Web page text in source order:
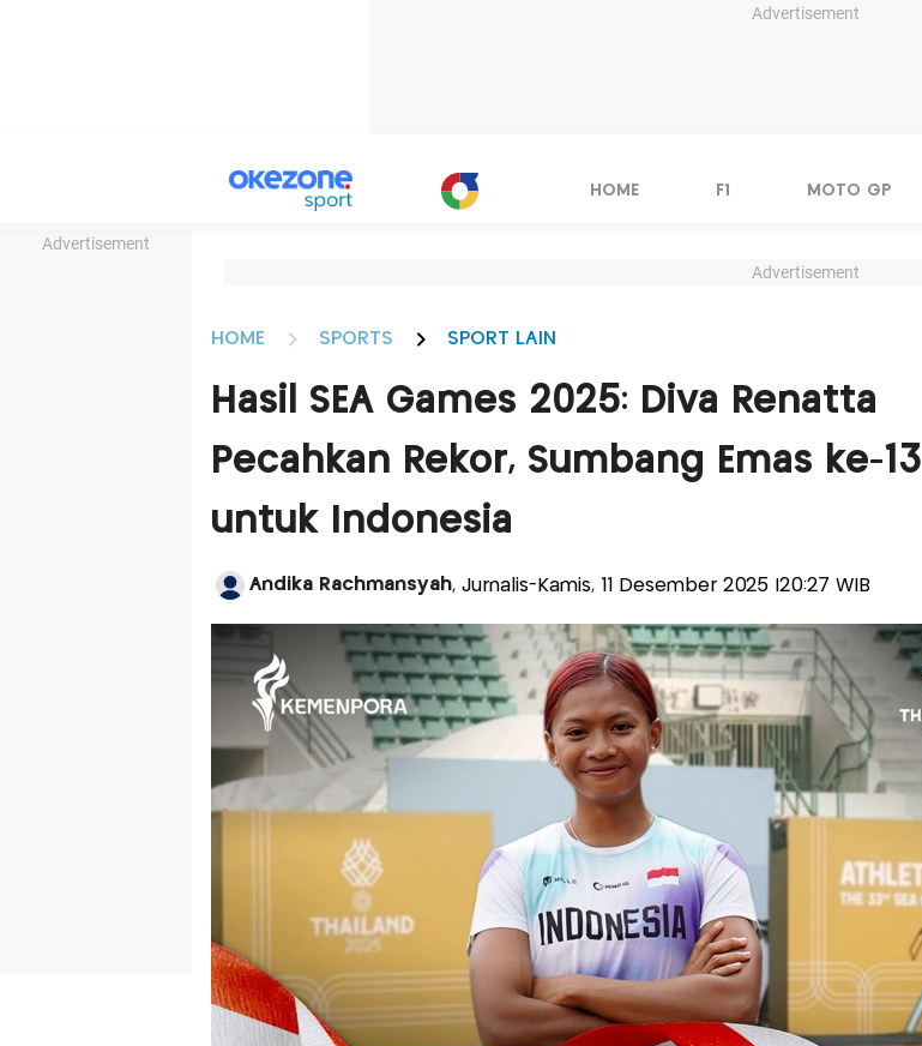
Advertisement
Advertisement
HOME F1 MOTO GP
Advertisement
HOME SPORTS SPORT LAIN
Hasil SEA Games 2025: Diva Renatta
Pecahkan Rekor, Sumbang Emas ke-13
untuk Indonesia
Andika Rachmansyah, Jurnalis-Kamis, 11 Desember 2025 |20:27 WIB